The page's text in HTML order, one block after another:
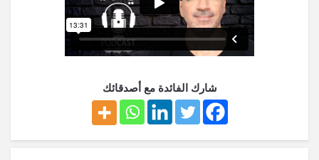
شارك الفائدة مع أصدقائك